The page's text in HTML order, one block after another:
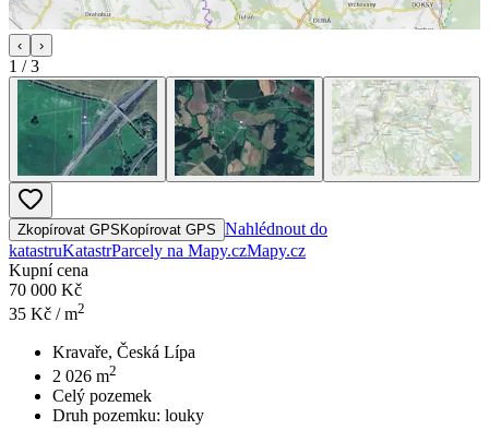
‹ ›
1 /3
Zkopírovat GPS Kopírovat GPS Nahlédnout do
katastruKatastrParcely na Mapy.czMapy.cz
Kupní cena
70 000 Kč
35 Kč / m2
Kravaře, Česká Lípa
2 026 m2
Celý pozemek
Druh pozemku: louky